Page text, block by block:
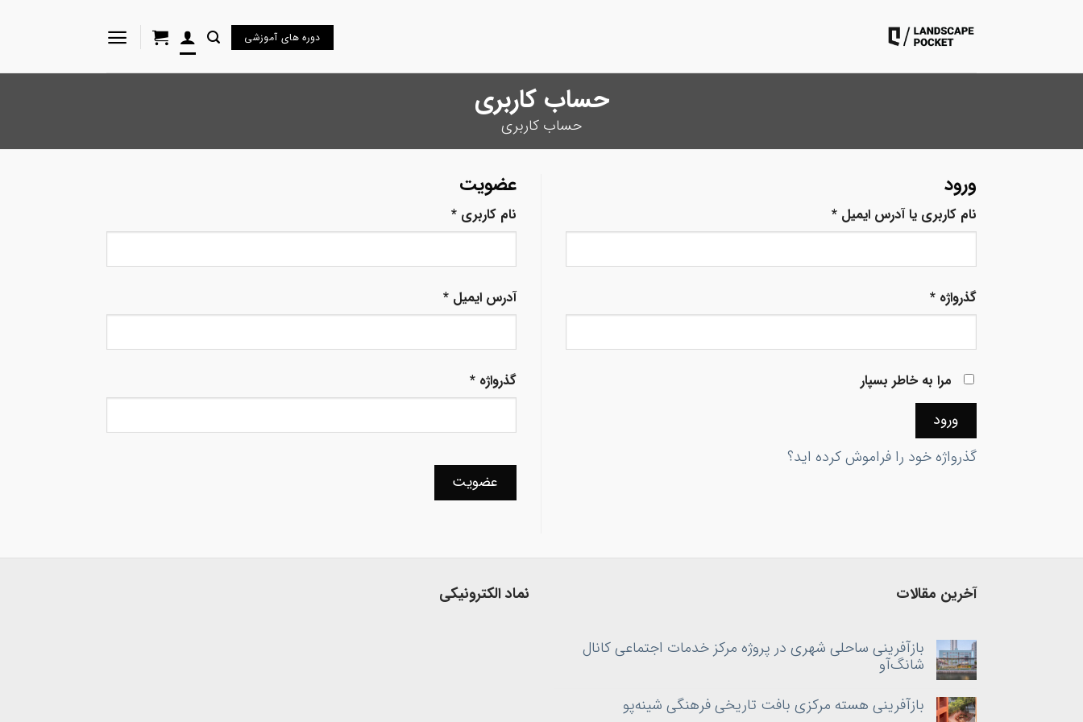
دوره های آموزشی
حساب کاربری
حساب کاربری
ورود
نام کاربری یا آدرس ایمیل *
گذرواژه *
مرا به خاطر بسپار
ورود
گذرواژه خود را فراموش کرده اید؟
عضویت
نام کاربری *
آدرس ایمیل *
گذرواژه *
عضویت
آخرین مقالات
بازآفرینی ساحلی شهری در پروژه مرکز خدمات اجتماعی کانال
شانگ‌آو
بازآفرینی هسته‌ مرکزی بافت تاریخی فرهنگی شینه‌پو
نماد الکترونیکی